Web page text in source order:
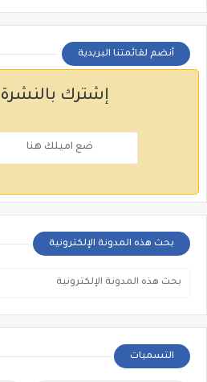
أنضم لقائمتنا البريدية
إشترك بالنشرة
بحث هذه المدونة الإلكترونية
التسميات